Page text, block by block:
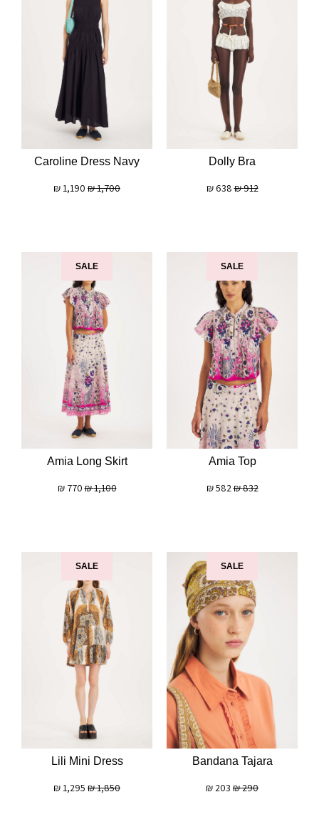
Dolly Bra
912
₪
638
₪
Caroline Dress Navy
1,700
₪
1,190
₪
SALE
Amia Top
832
₪
582
₪
SALE
Amia Long Skirt
1,100
₪
770
₪
SALE
Bandana Tajara
290
₪
203
₪
SALE
Lili Mini Dress
1,850
₪
1,295
₪